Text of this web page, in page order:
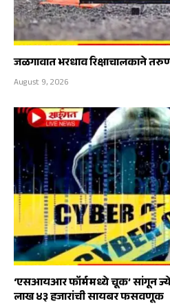
जळगावात भरधाव रिक्षाचालकाने
August 9, 2026
‘एसआयआर फॉर्ममध्ये चूक’ सांगून
लाख ४३ हजारांची सायबर फसवणूक